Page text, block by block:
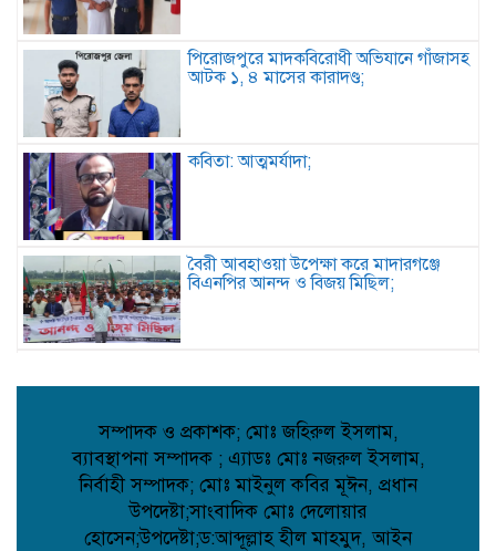
পিরোজপুরে মাদকবিরোধী অভিযানে গাঁজাসহ
আটক ১, ৪ মাসের কারাদণ্ড;
কবিতা: আত্মমর্যাদা;
বৈরী আবহাওয়া উপেক্ষা করে মাদারগঞ্জে
বিএনপির আনন্দ ও বিজয় মিছিল;
বিএম কলেজে জুলাই গণঅভ্যুত্থান দিবস
পোরশায় শহিদ পরিবার ও জুলাই যোদ্ধাদের
সংবর্ধনা;
সম্পাদক ও প্রকাশক; মোঃ জহিরুল ইসলাম,
ব্যাবস্থাপনা সম্পাদক ; এ্যাডঃ মোঃ নজরুল ইসলাম,
নির্বাহী সম্পাদক; মোঃ মাইনুল কবির মূঈন, প্রধান
উপদেষ্টা;সাংবাদিক মোঃ দেলোয়ার
হোসেন;উপদেষ্টা;ড:আব্দূল্লাহ হীল মাহমুদ, আইন